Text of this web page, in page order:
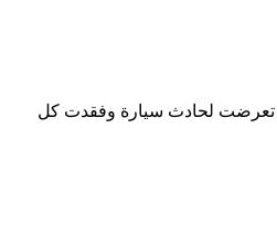
تعرضت لحادث سيارة وفقدت كل